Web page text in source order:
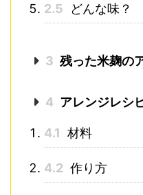
2.5 どんな味？
3 残った米麹の
4 アレンジレシ
4.1 材料
4.2 作り方